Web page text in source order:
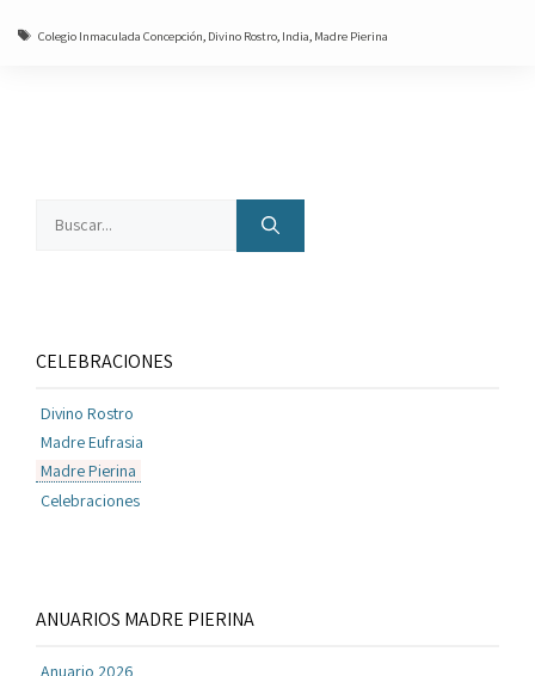
Etiquetas
Colegio Inmaculada Concepción Divino Rostro India Madre Pierina
CELEBRACIONES
Divino Rostro
Madre Eufrasia
Madre Pierina
Celebraciones
ANUARIOS MADRE PIERINA
Anuario 2026